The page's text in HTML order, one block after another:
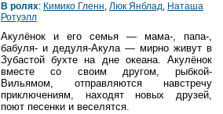
В ролях: Кимико Гленн, Люк Янблад, Наташа
Ротуэлл
Акулёнок и его семья — мама-, папа-,
бабуля- и дедуля-Акула — мирно живут в
Зубастой бухте на дне океана. Акулёнок
вместе со своим другом, рыбкой-
Вильямом, отправляются навстречу
приключениям, находят новых друзей,
поют песенки и веселятся.